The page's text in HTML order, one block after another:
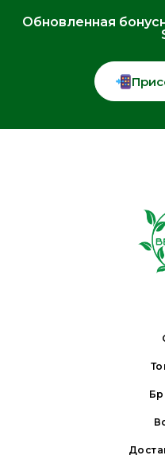
Обновленная